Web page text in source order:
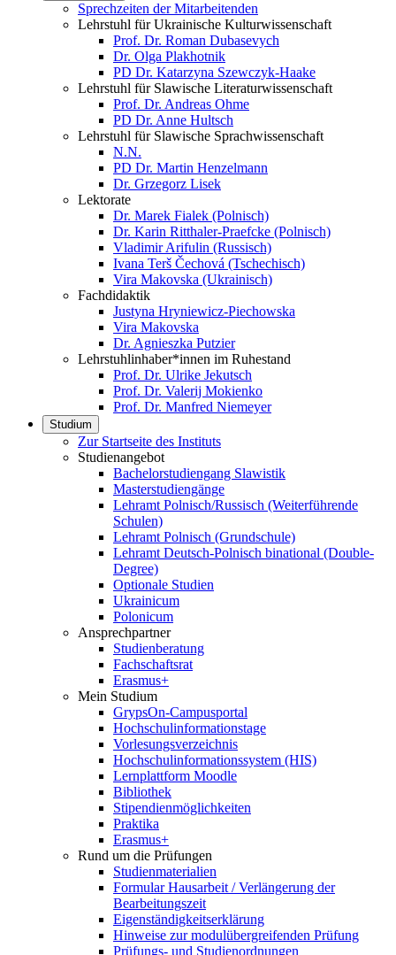
Sprechzeiten der Mitarbeitenden
Lehrstuhl für Ukrainische Kulturwissenschaft
Prof. Dr. Roman Dubasevych
Dr. Olga Plakhotnik
PD Dr. Katarzyna Szewczyk-Haake
Lehrstuhl für Slawische Literaturwissenschaft
Prof. Dr. Andreas Ohme
PD Dr. Anne Hultsch
Lehrstuhl für Slawische Sprachwissenschaft
N.N.
PD Dr. Martin Henzelmann
Dr. Grzegorz Lisek
Lektorate
Dr. Marek Fialek (Polnisch)
Dr. Karin Ritthaler-Praefcke (Polnisch)
Vladimir Arifulin (Russisch)
Ivana Terš Čechová (Tschechisch)
Vira Makovska (Ukrainisch)
Fachdidaktik
Justyna Hryniewicz-Piechowska
Vira Makovska
Dr. Agnieszka Putzier
Lehrstuhlinhaber*innen im Ruhestand
Prof. Dr. Ulrike Jekutsch
Prof. Dr. Valerij Mokienko
Prof. Dr. Manfred Niemeyer
Studium
Zur Startseite des Instituts
Studienangebot
Bachelorstudiengang Slawistik
Masterstudiengänge
Lehramt Polnisch/Russisch (Weiterführende
Schulen)
Lehramt Polnisch (Grundschule)
Lehramt Deutsch-Polnisch binational (Double-
Degree)
Optionale Studien
Ukrainicum
Polonicum
Ansprechpartner
Studienberatung
Fachschaftsrat
Erasmus+
Mein Studium
GrypsOn-Campusportal
Hochschulinformationstage
Vorlesungsverzeichnis
Hochschulinformationssystem (HIS)
Lernplattform Moodle
Bibliothek
Stipendienmöglichkeiten
Praktika
Erasmus+
Rund um die Prüfungen
Studienmaterialien
Formular Hausarbeit / Verlängerung der
Bearbeitungszeit
Eigenständigkeitserklärung
Hinweise zur modulübergreifenden Prüfung
Prüfungs- und Studienordnungen